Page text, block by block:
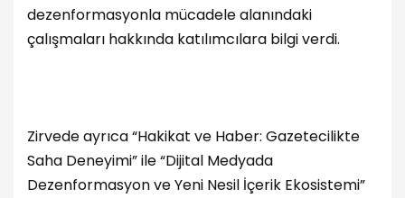
dezenformasyonla mücadele alanındaki
çalışmaları hakkında katılımcılara bilgi verdi.
Zirvede ayrıca “Hakikat ve Haber: Gazetecilikte
Saha Deneyimi” ile “Dijital Medyada
Dezenformasyon ve Yeni Nesil İçerik Ekosistemi”